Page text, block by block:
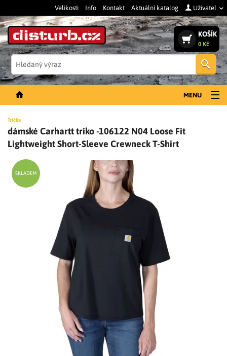
Velikosti Info Kontakt Aktuální katalog Uživatel
KOŠÍK
0 Kč
MENU
PÁNSKÉ OBLEČENÍ
DOPLŇKY
SLEVY A VÝPRODEJ
LIMITOVANÉ EDICE
Trička
dámské Carhartt triko -106122 N04 Loose Fit
Lightweight Short-Sleeve Crewneck T-Shirt
SKLADEM